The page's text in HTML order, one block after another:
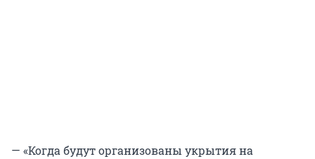
— «Когда будут организованы укрытия на